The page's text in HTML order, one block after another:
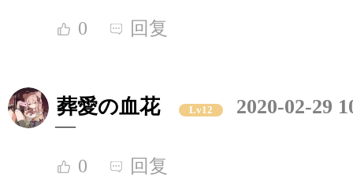
0 回复
葬愛の血花 Lv12
2020-02-29
—
0 回复